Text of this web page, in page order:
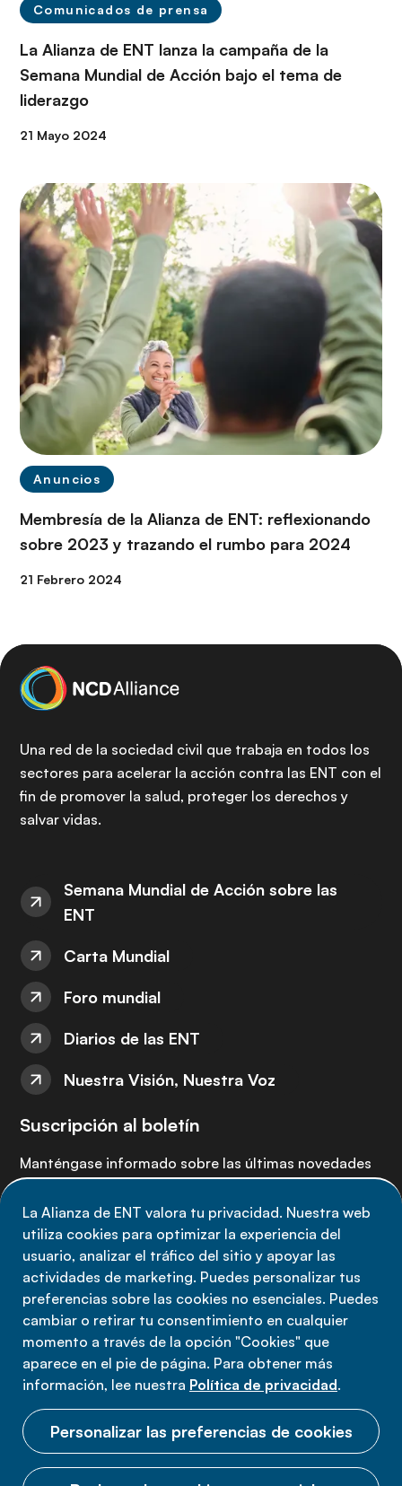
La Alianza de ENT valora tu privacidad. Nuestra web
utiliza cookies para optimizar la experiencia del
usuario, analizar el tráfico del sitio y apoyar las
actividades de marketing. Puedes personalizar tus
preferencias sobre las cookies no esenciales. Puedes
cambiar o retirar tu consentimiento en cualquier
momento a través de la opción "Cookies" que
aparece en el pie de página. Para obtener más
información, lee nuestra Política de privacidad.
Personalizar las preferencias de cookies
Comunicados de prensa
La Alianza de ENT lanza la campaña de la
Semana Mundial de Acción bajo el tema de
liderazgo
21 Mayo 2024
Anuncios
Membresía de la Alianza de ENT: reflexionando
sobre 2023 y trazando el rumbo para 2024
21 Febrero 2024
Una red de la sociedad civil que trabaja en todos los
sectores para acelerar la acción contra las ENT con el
fin de promover la salud, proteger los derechos y
salvar vidas.
Semana Mundial de Acción sobre las
ENT
Carta Mundial
Foro mundial
Diarios de las ENT
Nuestra Visión, Nuestra Voz
Suscripción al boletín
Manténgase informado sobre las últimas novedades
Suscríbete ahora
Política de privacidad
Términos de uso